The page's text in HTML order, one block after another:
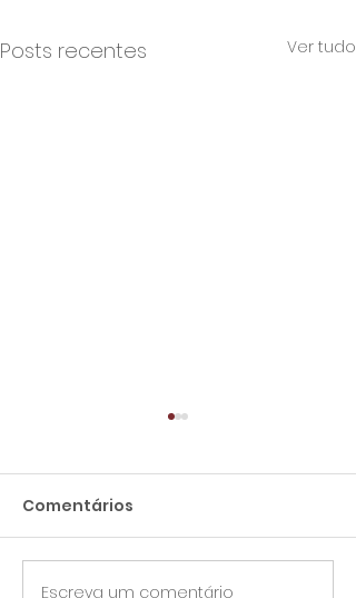
Posts recentes Ver tudo
Comentários
Escreva um comentário